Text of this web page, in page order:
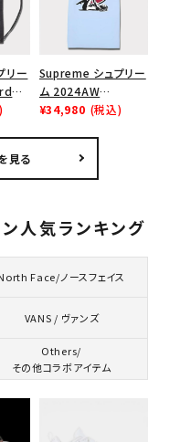
リー
ジ
Supreme シュプリー
ム 2024AW
Hysteric Glamour
プTシャツ パウダーブ
ルー
¥34,980 (税込)
見る
人気ランキング
Face/ノースフェイス
VANS / ヴァンズ
Others/
その他コラボアイテム